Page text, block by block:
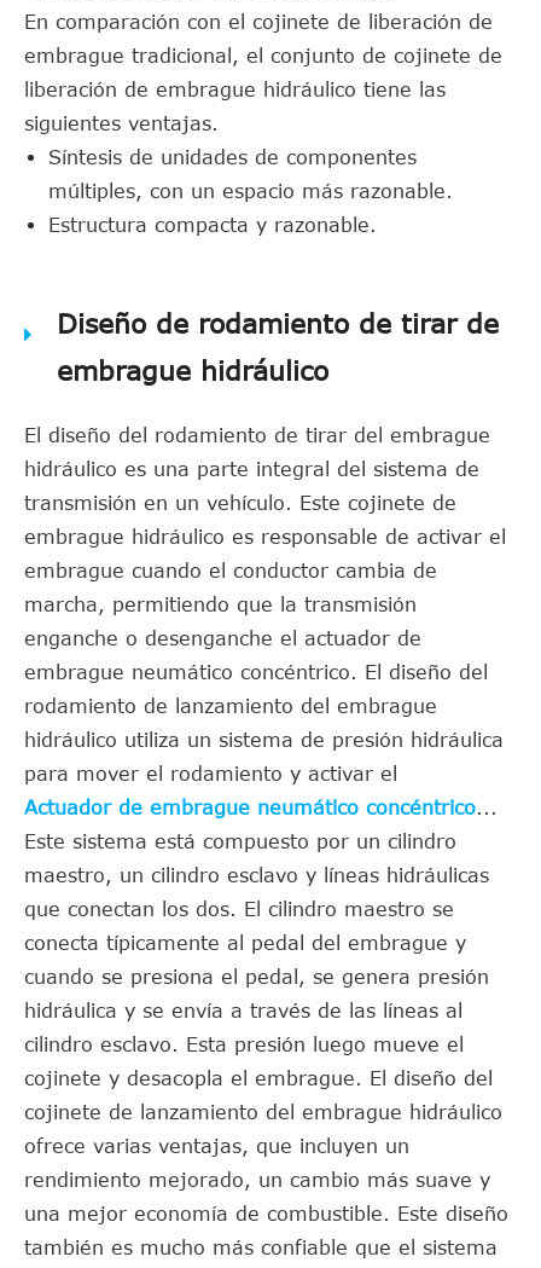
En comparación con el cojinete de liberación de
embrague tradicional, el conjunto de cojinete de
liberación de embrague hidráulico tiene las
siguientes ventajas.
Síntesis de unidades de componentes
múltiples, con un espacio más razonable.
Estructura compacta y razonable.
Diseño de rodamiento de tirar de
embrague hidráulico
El diseño del rodamiento de tirar del embrague
hidráulico es una parte integral del sistema de
transmisión en un vehículo. Este cojinete de
embrague hidráulico es responsable de activar el
embrague cuando el conductor cambia de
marcha, permitiendo que la transmisión
enganche o desenganche el actuador de
embrague neumático concéntrico. El diseño del
rodamiento de lanzamiento del embrague
hidráulico utiliza un sistema de presión hidráulica
para mover el rodamiento y activar el
Actuador de embrague neumático concéntrico...
Este sistema está compuesto por un cilindro
maestro, un cilindro esclavo y líneas hidráulicas
que conectan los dos. El cilindro maestro se
conecta típicamente al pedal del embrague y
cuando se presiona el pedal, se genera presión
hidráulica y se envía a través de las líneas al
cilindro esclavo. Esta presión luego mueve el
cojinete y desacopla el embrague. El diseño del
cojinete de lanzamiento del embrague hidráulico
ofrece varias ventajas, que incluyen un
rendimiento mejorado, un cambio más suave y
una mejor economía de combustible. Este diseño
también es mucho más confiable que el sistema